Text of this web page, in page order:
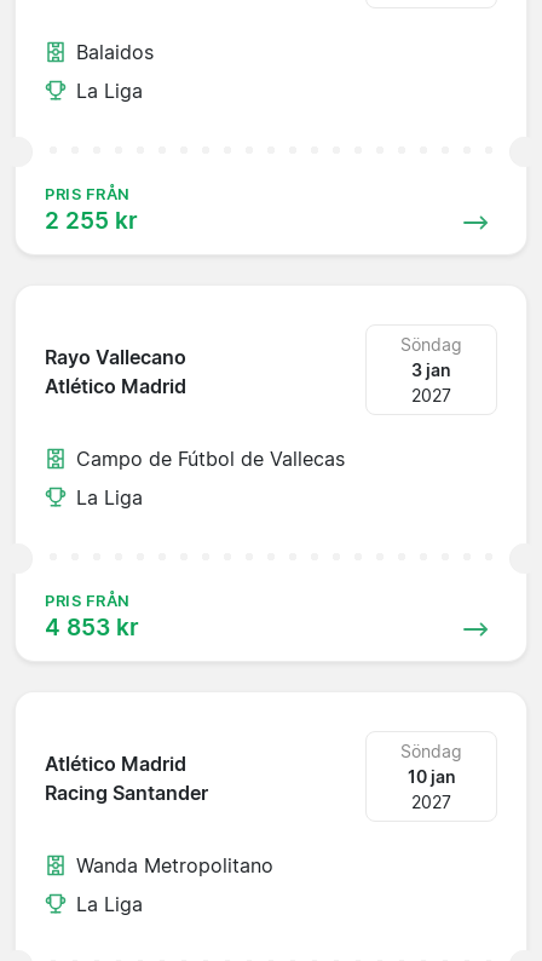
Balaidos
La Liga
PRIS FRÅN
2 255 kr
Rayo Vallecano
Atlético Madrid
Söndag
3 jan
2027
Campo de Fútbol de Vallecas
La Liga
PRIS FRÅN
4 853 kr
Atlético Madrid
Racing Santander
Söndag
10 jan
2027
Wanda Metropolitano
La Liga